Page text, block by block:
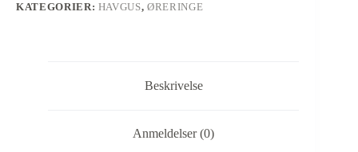
KATEGORIER: HAVGUS,ØRERINGE
Beskrivelse
Anmeldelser (0)